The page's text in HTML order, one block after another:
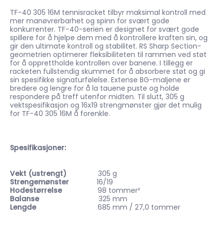
TF-40 305 16M tennisracket tilbyr maksimal kontroll med
mer manøvrerbarhet og spinn for svært gode
konkurrenter. TF-40-serien er designet for svært gode
spillere for å hjelpe dem med å kontrollere kraften sin, og
gir den ultimate kontroll og stabilitet. RS Sharp Section-
geometrien optimerer fleksibiliteten til rammen ved støt
for å opprettholde kontrollen over banene. I tillegg er
racketen fullstendig skummet for å absorbere støt og gi
sin spesifikke signaturfølelse. Extense BG-maljene er
bredere og lengre for å la tauene puste og holde
respondere på treff utenfor midten. Til slutt, 305 g
vektspesifikasjon og 16x19 strengmønster gjør det mulig
for TF-40 305 16M å forenkle.
Spesifikasjoner:
Vekt (ustrengt) 305 g
Strengemønster 16/19
Hodestørrelse
98 tommer²
Balanse325 mm
Lengde685 mm / 27,0 tommer